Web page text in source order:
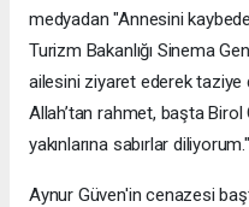
medyadan "Annesini
Turizm Bakanlığı Sinema
ailesini ziyaret ederek
Allah’tan rahmet, başta
yakınlarına sabırlar
Aynur Güven'in cenazesi